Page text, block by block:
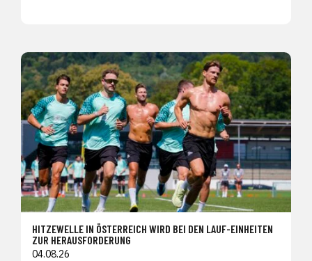
HITZEWELLE IN ÖSTERREICH WIRD BEI DEN LAUF-EINHEITEN
ZUR HERAUSFORDERUNG
04.08.26